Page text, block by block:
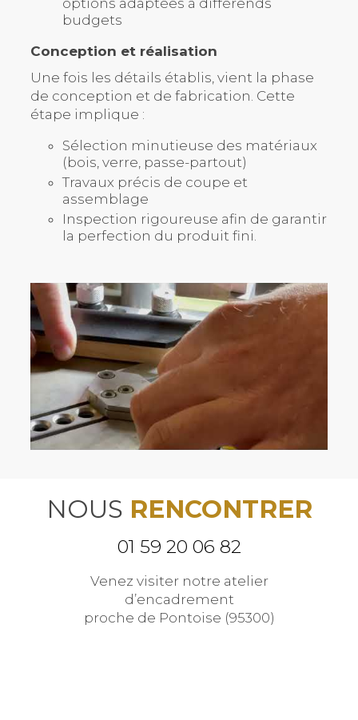
options adaptées à différends
budgets
Conception et réalisation
Une fois les détails établis, vient la phase
de conception et de fabrication. Cette
étape implique :
Sélection minutieuse des matériaux
(bois, verre, passe-partout)
Travaux précis de coupe et
assemblage
Inspection rigoureuse afin de garantir
la perfection du produit fini.
NOUS RENCONTRER
01 59 20 06 82
Venez visiter notre atelier
d’encadrement
proche de Pontoise (95300)